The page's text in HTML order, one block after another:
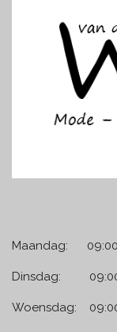
g
r
a
m
Maandag:
Dinsdag: 09:00u
Woensdag: